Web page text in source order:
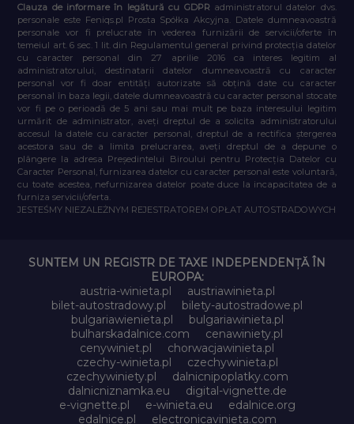
Clauza de informare în legătură cu GDPR administratorul datelor dvs.
personale este Feniqs.pl Prosta Spółka Akcyjna. Datele dumneavoastră
personale vor fi prelucrate în vederea furnizării de servicii/oferte în
temeiul art. 6 sec. 1 lit. din Regulamentul general privind protecția datelor
cu caracter personal din 27 aprilie 2016 ca interes legitim al
administratorului, destinatarii datelor dumneavoastră cu caracter
personal vor fi doar entități autorizate să obțină date cu caracter
personal în baza legii, datele dumneavoastră cu caracter personal stocate
vor fi pe o perioadă de 5 ani sau mai mult pe baza interesului legitim
urmărit de administrator, aveți dreptul de a solicita administratorului
accesul la datele cu caracter personal, dreptul de a rectifica ștergerea
acestora sau de a limita prelucrarea, aveți dreptul de a depune o
plângere la adresa Președintelui Biroului pentru Protecția Datelor cu
Caracter Personal, furnizarea datelor cu caracter personal este voluntară,
cu toate acestea, nefurnizarea datelor poate duce la incapacitatea de a
furniza servicii/oferta.
JESTEŚMY NIEZALEŻNYM REJESTRATOREM OPŁAT AUTOSTRADOWYCH
SUNTEM UN REGISTR DE TAXE INDEPENDENȚĂ ÎN
EUROPA:
austria-winieta.pl
austriawinieta.pl
bilet-autostradowy.pl
bilety-autostradowe.pl
bulgariawienieta.pl
bulgariawinieta.pl
bulharskadalnice.com
cenawiniety.pl
cenywiniet.pl
chorwacjawinieta.pl
czechy-winieta.pl
czechywinieta.pl
czechywiniety.pl
dalnicnipoplatky.com
dalnicniznamka.eu
digital-vignette.de
e-vignette.pl
e-winieta.eu
edalnice.org
edalnice.pl
electronicavinieta.com